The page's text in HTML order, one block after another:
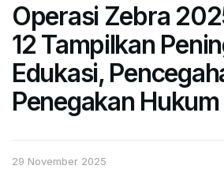
Operasi Zebra
12 Tampilkan
Edukasi,
Penegakan Hukum
29 November 2025